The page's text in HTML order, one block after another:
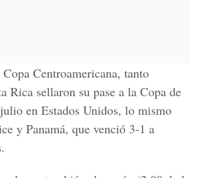
Centroamericana, tanto
Rica sellaron su pase a la Copa de
en Estados Unidos, lo mismo
y Panamá, que venció 3-1 a